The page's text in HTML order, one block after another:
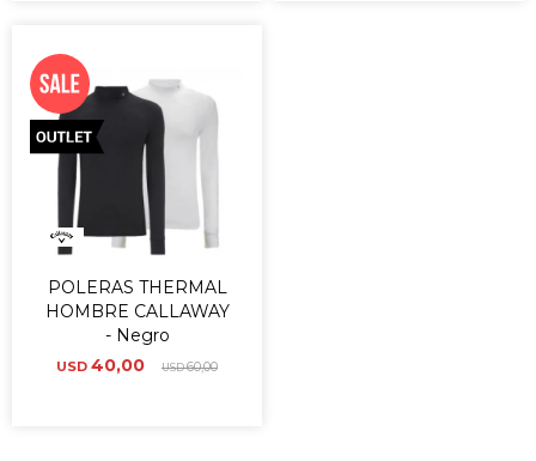
POLERAS THERMAL
HOMBRE CALLAWAY
- Negro
USD 40,00 USD60,00